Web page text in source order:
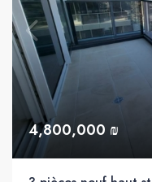
4,800,000 ₪